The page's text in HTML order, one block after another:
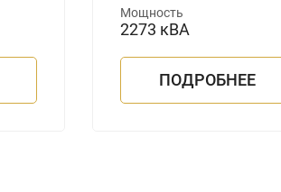
Мощность
2273 кВА
ПОДРОБНЕЕ